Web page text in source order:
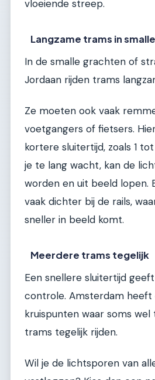
vloeiende streep.
Langzame trams in
In de smalle grachten of
Jordaan rijden trams
Ze moeten ook vaak
voetgangers of fietsers.
kortere sluitertijd, zoals 1
je te lang wacht, kan de
worden en uit beeld lopen.
vaak dichter bij de rails,
sneller in beeld komt.
Meerdere trams tegelijk
Een snellere sluitertijd
controle. Amsterdam heeft
kruispunten waar soms
trams tegelijk rijden.
Wil je de lichtsporen van